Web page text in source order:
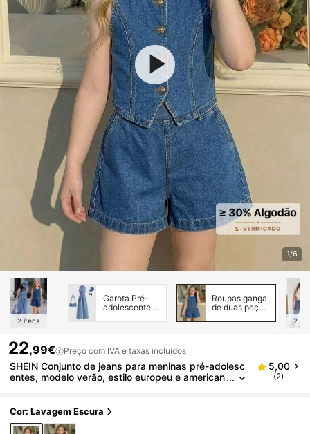
1/6
2 itens
Garota Pré-
adolescente
Roupas ganga
de duas peças
adolescentes
2
22,99€ Preço com IVA e taxas incluídos
SHEIN Conjunto de jeans para meninas pré-adolesc
entes, modelo verão, estilo europeu e american
eal para uso casual, esportivo, diário, básico, para f
érias e verão. Conjunto de jeans infantil para menina
5,00
(2)
Cor: Lavagem Escura